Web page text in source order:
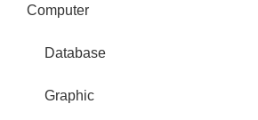
Computer
Database
Graphic